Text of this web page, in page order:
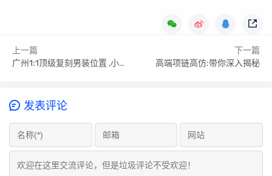
上一篇
广州1:1顶级复刻男装位置 ,小白选购小窍门
下一篇
高端项链高仿:带你深入揭秘
发表评论